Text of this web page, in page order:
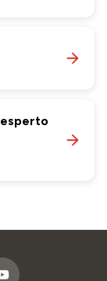
esperto